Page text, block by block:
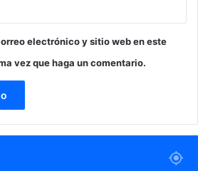
electrónico y sitio web en este
vez que haga un comentario.